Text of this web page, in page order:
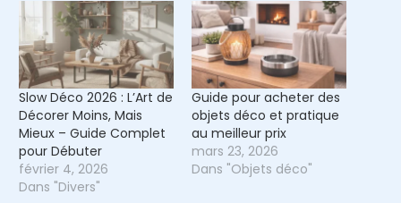
Slow Déco 2026 : L’Art de
Décorer Moins, Mais
Mieux – Guide Complet
pour Débuter
février 4, 2026
Dans "Divers"
Guide pour acheter des
objets déco et pratique
au meilleur prix
mars 23, 2026
Dans "Objets déco"